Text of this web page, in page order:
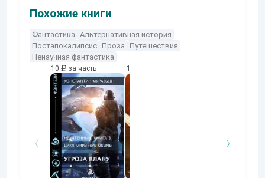
Похожие книги
Фантастика Альтернативная история
Постапокалипсис Проза
Путешествия
Ненаучная фантастика
10 за часть 10